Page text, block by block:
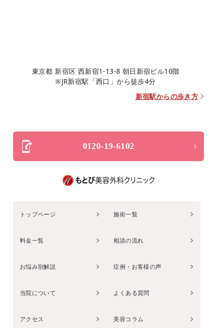
東京都 新宿区 西新宿1-13-8 朝日新宿ビル10階
※JR新宿駅「西口」から徒歩4分
新宿駅からの歩き方
0120-19-6102
トップページ 施術一覧
料金一覧 相談の流れ
お悩み別解説 症例・お客様の声
当院について よくある質問
アクセス 美容コラム